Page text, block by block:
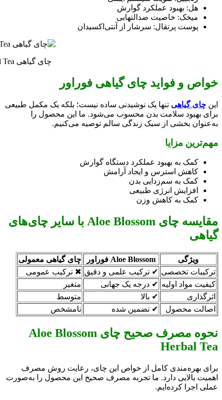
هل: بهبود عملکرد گوارش
میخک: خاصیت ضدالتهابی
پوست پرتقال: سرشار از آنتی‌اکسیدان
چای گیاهی Aloe Blossom Herbal Tea فوراور
خواص و فواید چای گیاهی فوراور
این چای گیاهی تنها یک نوشیدنی ساده نیست؛ بلکه یک مکمل طبیعی
برای بهبود سلامت بدن محسوب می‌شود. ما این محصول را
به‌عنوان بخشی از سبک زندگی سالم توصیه می‌کنیم.
مهم‌ترین مزایا
کمک به بهبود عملکرد دستگاه گوارش
کاهش استرس و ایجاد آرامش
کمک به سم‌زدایی بدن
افزایش انرژی طبیعی
کمک به کاهش وزن
مقایسه چای Aloe Blossom با سایر چای‌های
گیاهی
ویژگی Aloe Blossom فوراور
چای گیاهی معمولی
ترکیبات تخصصی ✔ ترکیب علمی و دقیق ✖ ترکیب عمومی
کیفیت مواد اولیه ✔ درجه یک جهانی
متغیر
اثرگذاری
✔ بالا
متوسط
اصالت محصول
✔ تضمین شده نامشخص
نحوه مصرف صحیح چای Aloe Blossom
Herbal Tea
برای بهره‌مندی کامل از خواص این چای، رعایت روش مصرف
اهمیت بالایی دارد. ما تجربه مصرف صحیح این محصول را به‌صورت
عملی اجرا کرده‌ایم.